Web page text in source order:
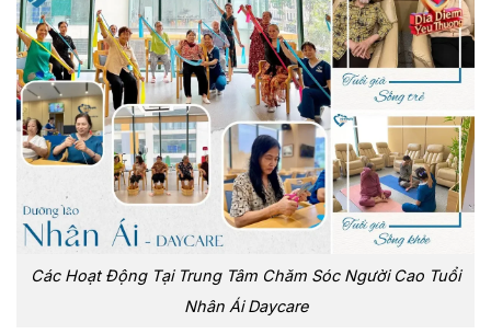
Các Hoạt Động Tại Trung Tâm Chăm Sóc Người Cao Tuổi
Nhân Ái Daycare